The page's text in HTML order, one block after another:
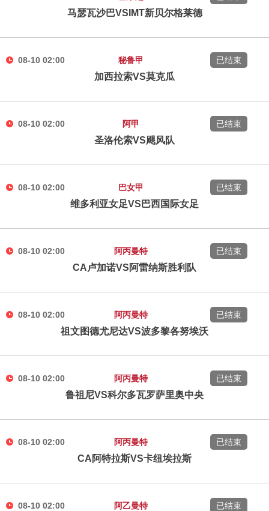
马瑟瓦沙巴VSIMT新贝尔格莱德
08-10 02:00 秘鲁甲
加西拉索VS莫克瓜
已结束
08-10 02:00 阿甲
圣洛伦索VS飓风队
已结束
08-10 02:00 巴女甲
维多利亚女足VS巴西国际女足
已结束
08-10 02:00 阿丙曼特
CA卢加诺VS阿雷纳斯胜利队
已结束
08-10 02:00 阿丙曼特
祖文图德尤尼达VS波多黎各努埃沃
已结束
08-10 02:00 阿丙曼特
鲁祖尼VS科尔多瓦罗萨里奥中央
已结束
08-10 02:00 阿丙曼特
CA阿特拉斯VS卡纽埃拉斯
已结束
08-10 02:00 阿乙曼特 已结束